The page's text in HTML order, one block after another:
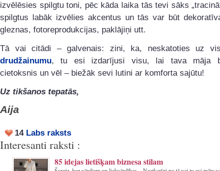
izvēlēsies spilgtu toni, pēc kāda laika tās tevi sāks
spilgtus labāk izvēlies akcentus un tās var būt
gleznas, fotoreprodukcijas, paklājiņi utt.
Tā vai citādi – galvenais: zini, ka, neskatoties uz
drudžainumu, tu esi izdarījusi visu, lai tava māja
cietoksnis un vēl – biežāk sevi lutini ar komforta sajūtu!
Uz tikšanos tepatās,
Aija
14 Labs raksts
Interesanti raksti :
85 idejas lietišķam biznesa stilam